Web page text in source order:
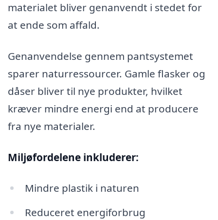
materialet bliver genanvendt i stedet for
at ende som affald.
Genanvendelse gennem pantsystemet
sparer naturressourcer. Gamle flasker og
dåser bliver til nye produkter, hvilket
kræver mindre energi end at producere
fra nye materialer.
Miljøfordelene inkluderer:
Mindre plastik i naturen
Reduceret energiforbrug